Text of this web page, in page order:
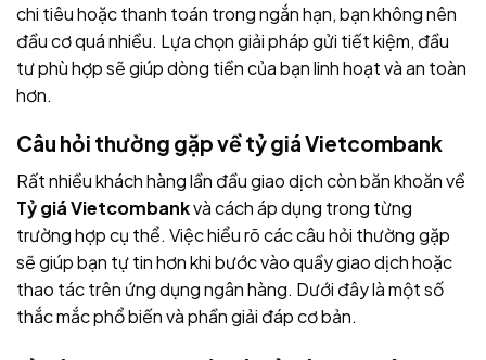
chi tiêu hoặc thanh toán trong ngắn hạn, bạn không nên
đầu cơ quá nhiều. Lựa chọn giải pháp gửi tiết kiệm, đầu
tư phù hợp sẽ giúp dòng tiền của bạn linh hoạt và an toàn
hơn.
Câu hỏi thường gặp về tỷ giá Vietcombank
Rất nhiều khách hàng lần đầu giao dịch còn băn khoăn về
Tỷ giá Vietcombankvà cách áp dụng trong từng
trường hợp cụ thể. Việc hiểu rõ các câu hỏi thường gặp
sẽ giúp bạn tự tin hơn khi bước vào quầy giao dịch hoặc
thao tác trên ứng dụng ngân hàng. Dưới đây là một số
thắc mắc phổ biến và phần giải đáp cơ bản.